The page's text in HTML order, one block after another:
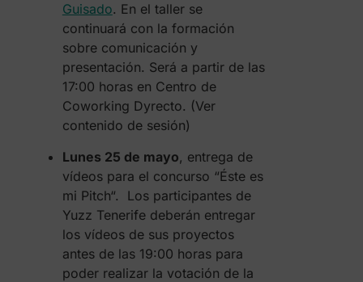
Guisado. En el taller se
continuará con la formación
sobre comunicación y
presentación. Será a partir de las
17:00 horas en Centro de
Coworking Dyrecto. (Ver
contenido de sesión)
Lunes 25 de mayo, entrega de
vídeos para el concurso “Éste es
mi Pitch“. Los participantes de
Yuzz Tenerife deberán entregar
los vídeos de sus proyectos
antes de las 19:00 horas para
poder realizar la votación de la